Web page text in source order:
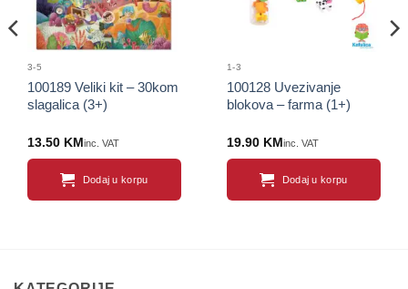
3-5
100189 Veliki kit – 30kom
slagalica (3+)
13.50 KM inc. VAT
Dodaj u korpu
1-3
100128 Uvezivanje
blokova – farma (1+)
19.90 KM inc. VAT
Dodaj u korpu